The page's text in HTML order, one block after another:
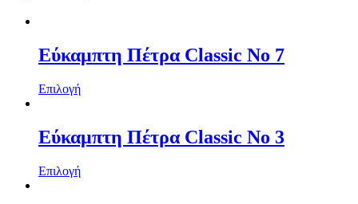
Εύκαμπτη Πέτρα Classic No 7
Επιλογή
Εύκαμπτη Πέτρα Classic No 3
Επιλογή